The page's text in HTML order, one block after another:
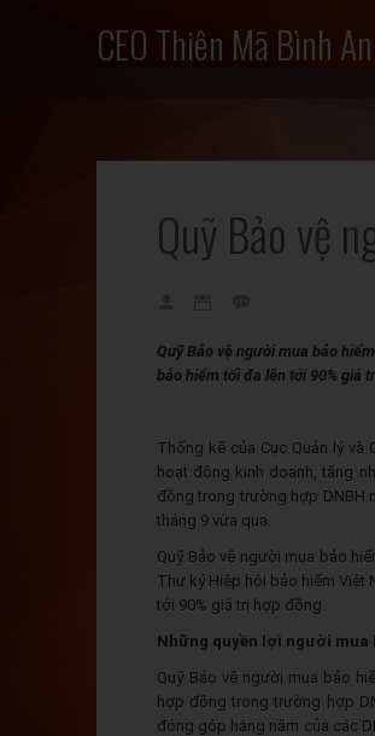
CEO Thiên Mã Bình An
Quỹ Bảo vệ
Quỹ Bảo vệ người mua bảo
bảo hiểm tối đa lên tới 90% giá
Thống kê của Cục Quản lý và
hoạt động kinh doanh, tăng
đồng trong trường hợp DNBH
tháng 9 vừa qua.
Quỹ Bảo vệ người mua bảo
Thư ký Hiệp hội bảo hiểm Việt
tới 90% giá trị hợp đồng.
Những quyền lợi người
Quỹ Bảo vệ người mua bảo
hợp đồng trong trường hợp
đóng góp hằng năm của các